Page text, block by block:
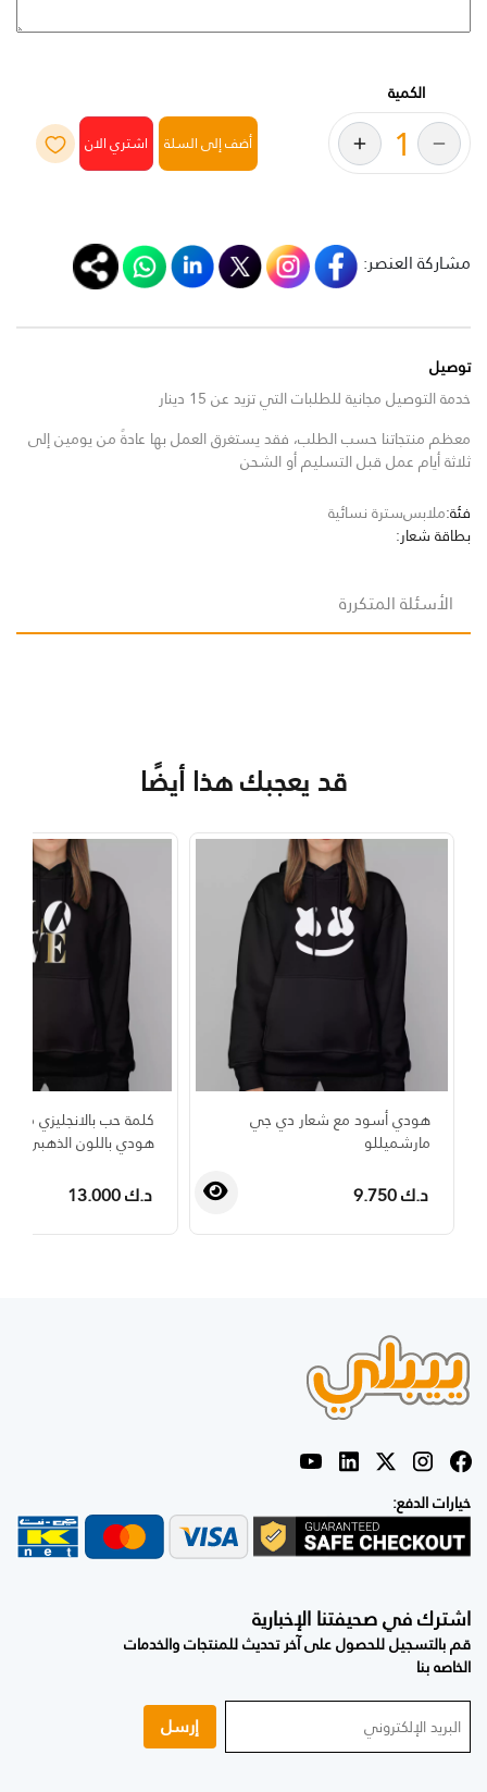
الكمية
أضف إلى السلة
مشاركة العنصر:
توصيل
خدمة التوصيل مجانية للطلبات التي تزيد عن 15 دينار
معظم منتجاتنا حسب الطلب، فقد يستغرق العمل بها عادةً من يومين إلى
ثلاثة أيام عمل قبل التسليم أو الشحن
فئة:ملابسسترة نسائية
بطاقة شعار:
الأسئلة المتكررة
قد يعجبك هذا أيضًا
هودي أسود مع شعار دي جي
مارشميللو
د.ك 9.750
كلمة حب بالانجليزي
هودي باللون الذهبي
د.ك 13.000
خيارات الدفع:
اشترك في صحيفتنا الإخبارية
قم بالتسجيل للحصول على آخر تحديث للمنتجات والخدمات
الخاصه بنا
إرسل